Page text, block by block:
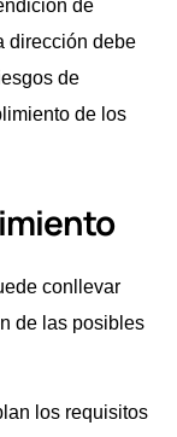
de
dirección debe
de
de los
conllevar
de las posibles
los requisitos